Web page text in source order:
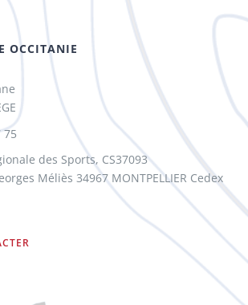
OCCITANIE
75
des Sports, CS37093
Méliès 34967 MONTPELLIER Cedex